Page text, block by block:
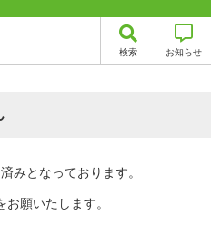
検索 お知らせ
みとなっております。
願いたします。